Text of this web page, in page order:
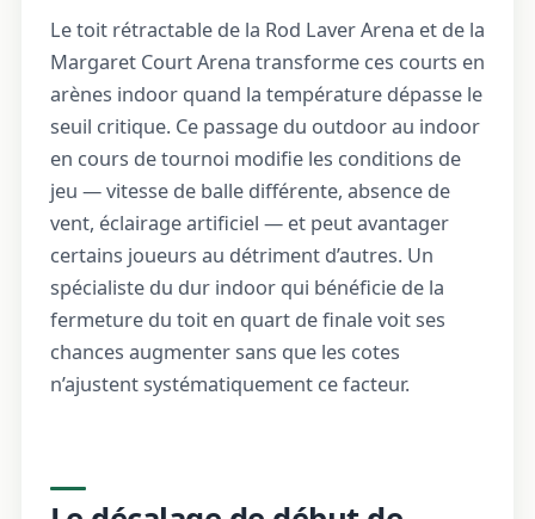
Le toit rétractable de la Rod Laver Arena et de la
Margaret Court Arena transforme ces courts en
arènes indoor quand la température dépasse le
seuil critique. Ce passage du outdoor au indoor
en cours de tournoi modifie les conditions de
jeu — vitesse de balle différente, absence de
vent, éclairage artificiel — et peut avantager
certains joueurs au détriment d’autres. Un
spécialiste du dur indoor qui bénéficie de la
fermeture du toit en quart de finale voit ses
chances augmenter sans que les cotes
n’ajustent systématiquement ce facteur.